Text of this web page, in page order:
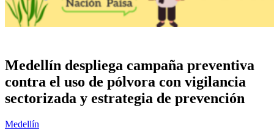
Medellín despliega campaña preventiva
contra el uso de pólvora con vigilancia
sectorizada y estrategia de prevención
Medellín